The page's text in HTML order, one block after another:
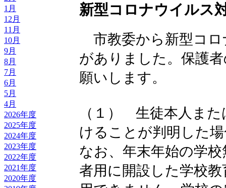
1月
12月
11月
10月
9月
8月
7月
6月
5月
4月
2026年度
2025年度
2024年度
2023年度
2022年度
2021年度
2020年度
新型コロナウイルス
市教委から新型コロ
がありました。保護
願いします。
（１） 生徒本人また
けることが判明した
なお、年末年始の学
者用に開設した学校